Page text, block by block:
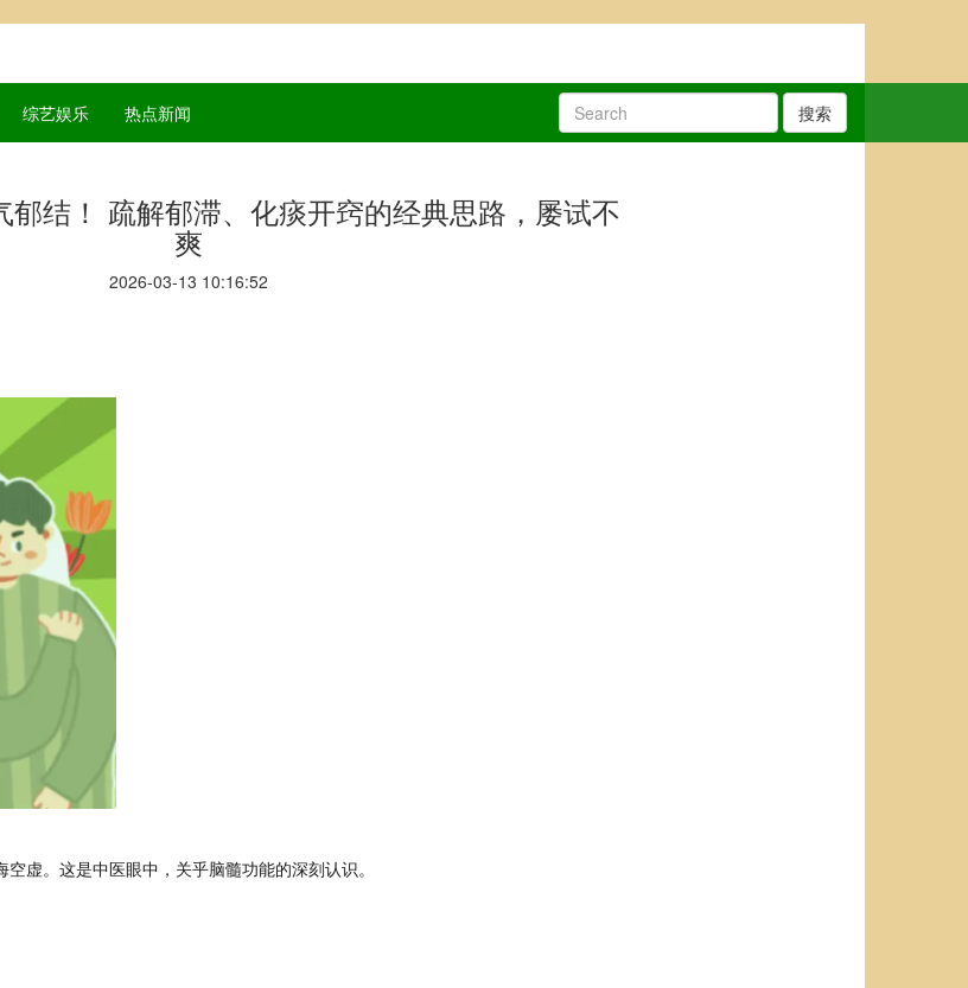
综艺娱乐 热点新闻 搜索
郁结！ 疏解郁滞、化痰开窍的经典思路，屡试不
爽
2026-03-13 10:16:52
虚。这是中医眼中，关乎脑髓功能的深刻认识。